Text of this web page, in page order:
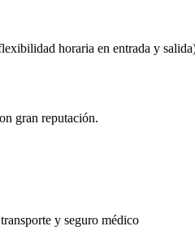
horaria en entrada y
gran reputación.
y seguro médico